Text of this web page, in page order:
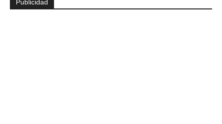
Publicidad